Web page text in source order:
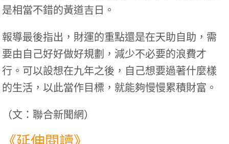
是相當不錯的黃道吉日。
報導最後指出，財運的重點還是在天助自助，需
要由自己好好做好規劃，減少不必要的浪費才
行。可以設想在九年之後，自己想要過著什麼樣
的生活，以此當作目標，就能夠慢慢累積財富。
（文：聯合新聞網）